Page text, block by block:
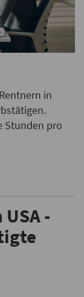
in
Stunden pro
-